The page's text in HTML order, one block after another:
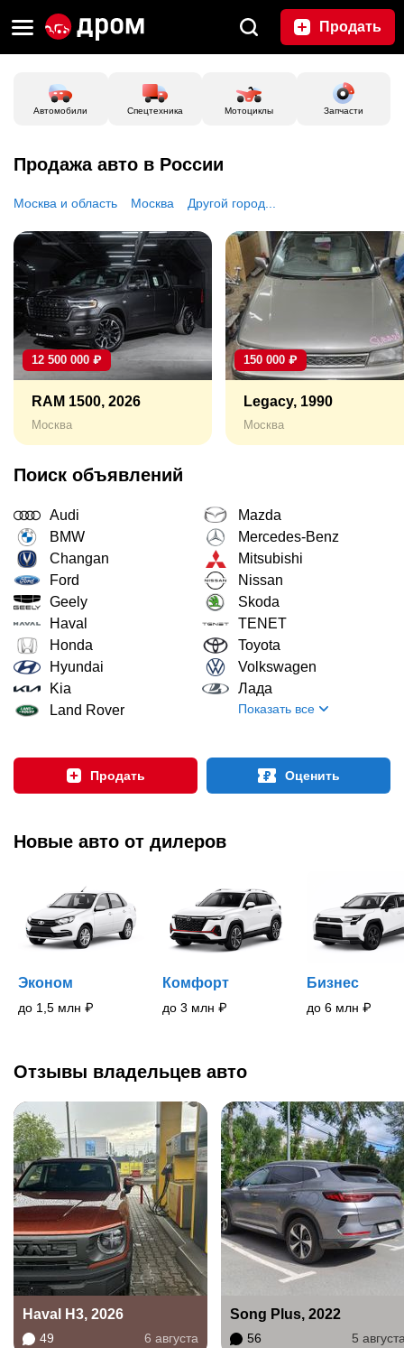
Продать
Автомобили Спецтехника Мотоциклы Запчасти
Продажа авто в России
Москва и область Москва Другой город...
12 500 000 ₽
RAM 1500, 2026
Москва
150 000 ₽
Legacy, 1990
Москва
Поиск объявлений
Audi
BMW
Changan
Ford
Geely
Haval
Honda
Hyundai
Kia
Land Rover
Mazda
Mercedes-Benz
Mitsubishi
Nissan
Skoda
TENET
Toyota
Volkswagen
Лада
Показать все
Продать Оценить
Новые авто от дилеров
Эконом
до 1,5 млн ₽
Комфорт
до 3 млн ₽
Бизнес
до 6 млн ₽
Отзывы владельцев авто
Haval H3, 2026
49 6 августа
Song Plus, 2022
56 5